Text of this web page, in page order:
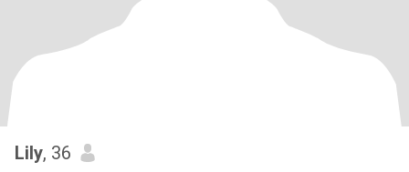
Lily, 36